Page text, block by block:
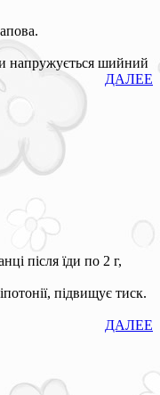
напружується шийний
ДАЛЕЕ
після їди по 2 г,
підвищує тиск.
ДАЛЕЕ